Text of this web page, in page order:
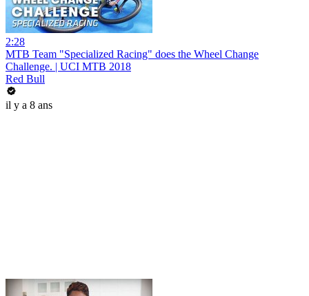
2:28
MTB Team "Specialized Racing" does the Wheel Change
Challenge. | UCI MTB 2018
Red Bull
il y a 8 ans